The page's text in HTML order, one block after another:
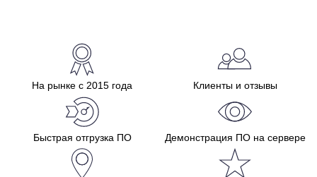
На рынке с 2015 года Клиенты и отзывы
Быстрая отгрузка ПО Демонстрация ПО на сервере